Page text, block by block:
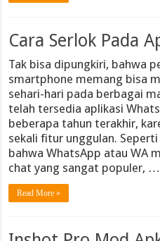
Cara Serlok Pada
Tak bisa dipungkiri, bahwa
smartphone memang bisa
sehari-hari pada berbagai
telah tersedia aplikasi
beberapa tahun terakhir,
sekali fitur unggulan.
bahwa WhatsApp atau WA
chat yang sangat populer, …
Read More »